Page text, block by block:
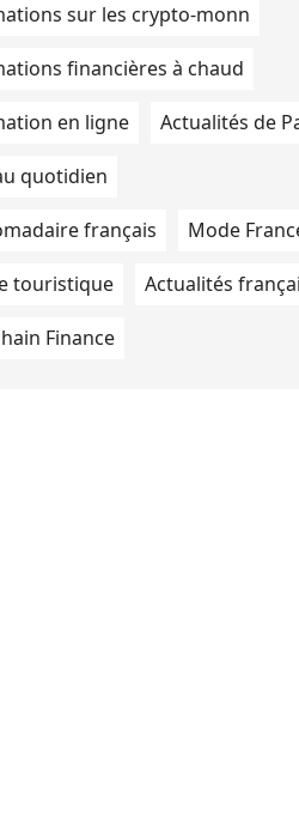
sur les crypto-monn
financières à chaud
en ligne Actualités de
quotidien
français Mode
touristique Actualités
Finance